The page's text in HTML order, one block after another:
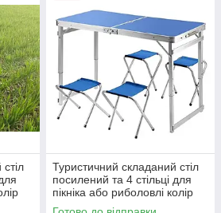
Туристичний складаний стіл
посилений та 4 стільці для
пікніка або риболовлі колір
синій